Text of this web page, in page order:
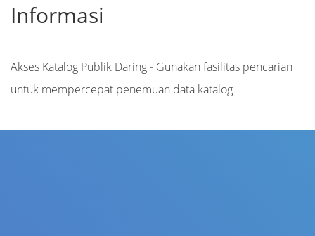
Informasi
Akses Katalog Publik Daring - Gunakan fasilitas pencarian
untuk mempercepat penemuan data katalog